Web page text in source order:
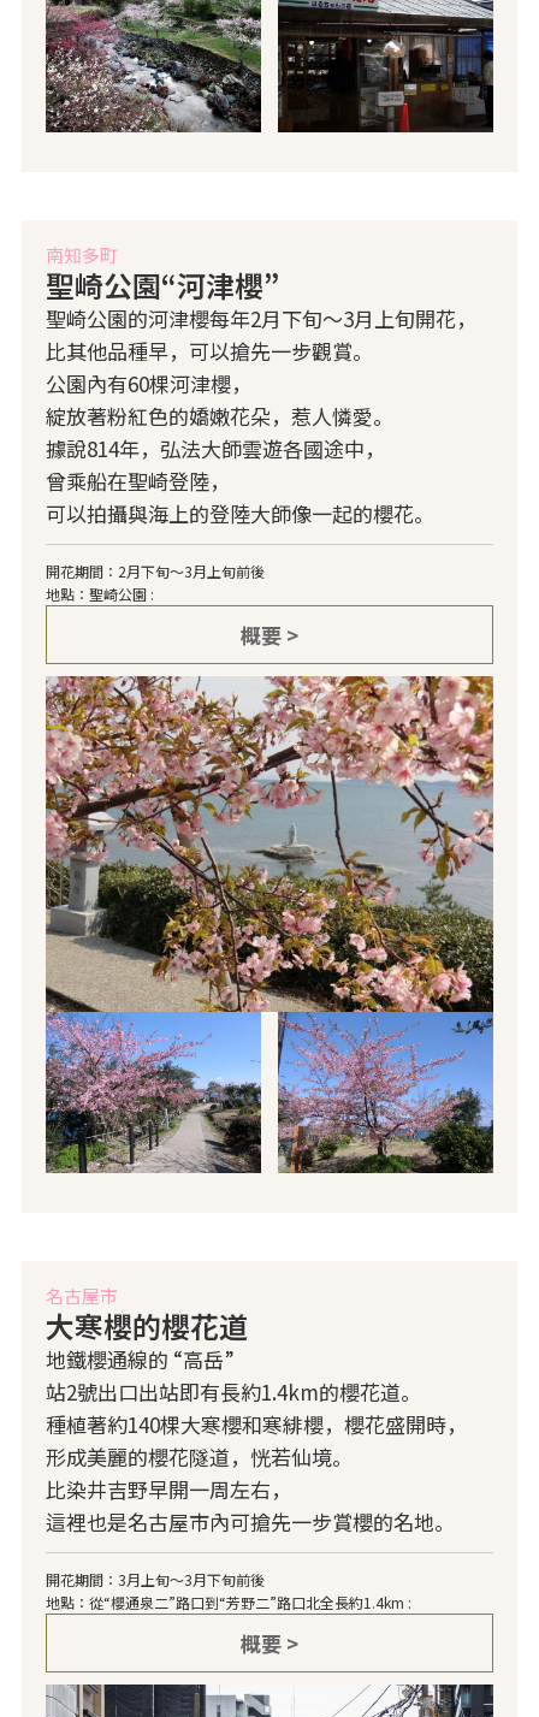
南知多町
聖崎公園“河津櫻”
聖崎公園的河津櫻每年2月下旬～3月上旬開花，
比其他品種早，可以搶先一步觀賞。
公園內有60棵河津櫻，
綻放著粉紅色的嬌嫩花朵，惹人憐愛。
據說814年，弘法大師雲遊各國途中，
曾乘船在聖崎登陸，
可以拍攝與海上的登陸大師像一起的櫻花。
開花期間：2月下旬～3月上旬前後
地點：聖崎公園 :
概要 >
名古屋市
大寒櫻的櫻花道
地鐵櫻通線的 “高岳”
站2號出口出站即有長約1.4km的櫻花道。
種植著約140棵大寒櫻和寒緋櫻，櫻花盛開時，
形成美麗的櫻花隧道，恍若仙境。
比染井吉野早開一周左右，
這裡也是名古屋市內可搶先一步賞櫻的名地。
開花期間：3月上旬～3月下旬前後
地點：從“櫻通泉二”路口到“芳野二”路口北全長約1.4km :
概要 >